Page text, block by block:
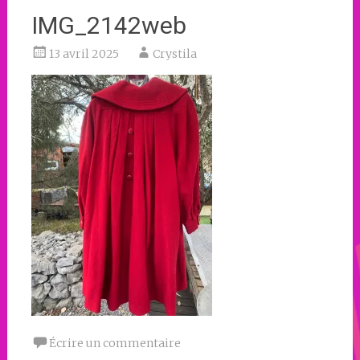
IMG_2142web
13 avril 2025 Crystila
Écrire un commentaire